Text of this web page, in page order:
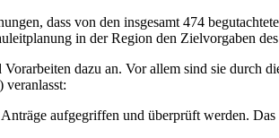
dass von den insgesamt 474
in der Region den Zielvorgaben
dazu an. Vor allem sind sie durch
aufgegriffen und überprüft werden.